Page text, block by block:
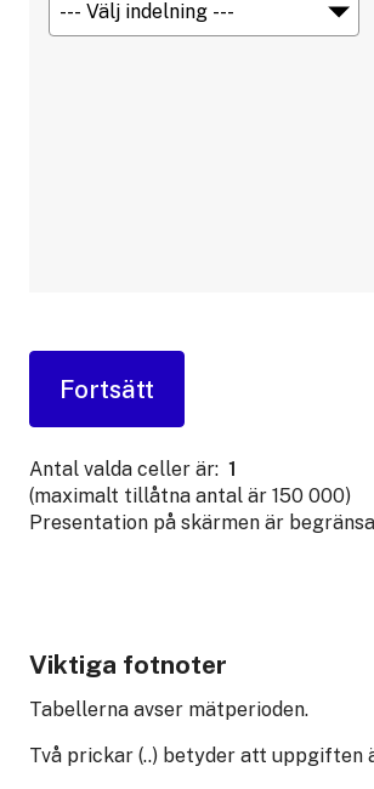
Antal valda celler är: 1
(maximalt tillåtna antal är 150 000)
Presentation på skärmen är
Viktiga fotnoter
Tabellerna avser mätperioden.
Två prickar (..) betyder att uppgiften